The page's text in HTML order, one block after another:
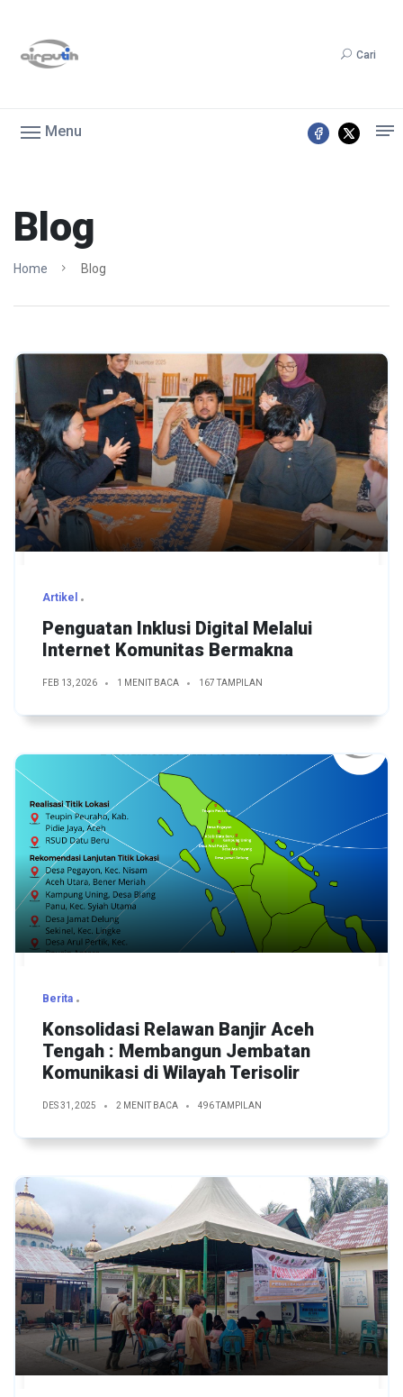
Cari
Menu
Blog
Home Blog
Artikel
Penguatan Inklusi Digital Melalui
Internet Komunitas Bermakna
FEB 13, 2026 1 MENIT BACA 167 TAMPILAN
Berita
Konsolidasi Relawan Banjir Aceh
Tengah : Membangun Jembatan
Komunikasi di Wilayah Terisolir
DES 31, 2025 2 MENIT BACA 496 TAMPILAN